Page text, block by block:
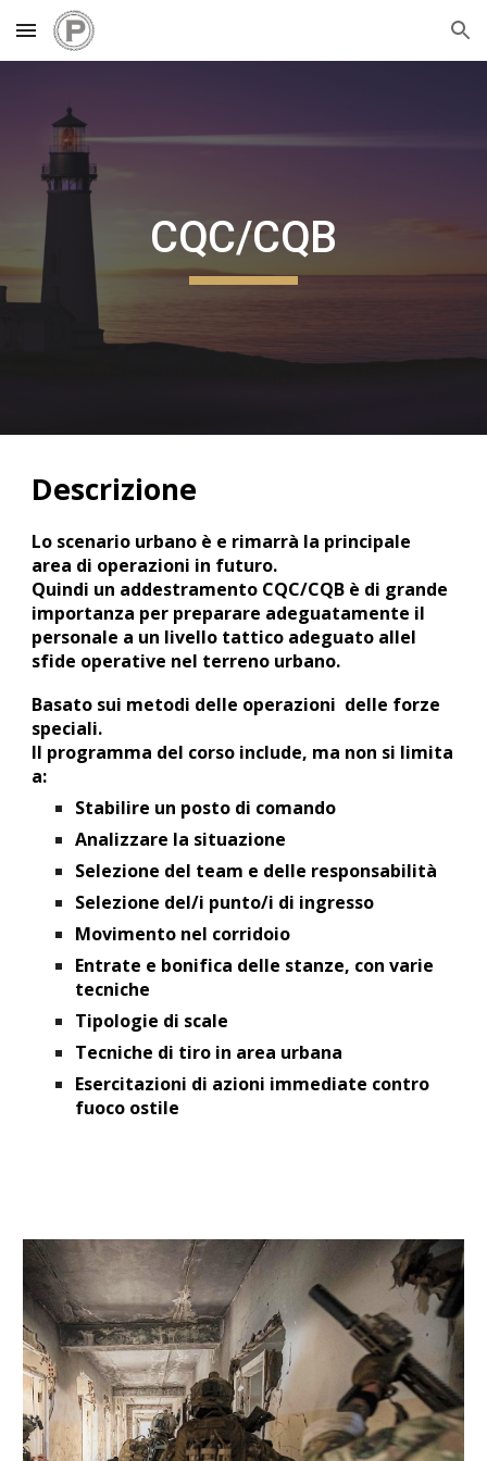
Skip to main content Skip to navigation
CQC/CQB
Descrizione
Lo scenario urbano è e rimarrà la principale
area di operazioni in futuro.
Quindi un addestramento CQC/CQB è di grande
importanza per preparare adeguatamente il
personale a un livello tattico adeguato allel
sfide operative nel terreno urbano.
Basato sui metodi delle operazioni delle forze
speciali.
Il programma del corso include, ma non si limita
a:
Stabilire un posto di comando
Analizzare la situazione
Selezione del team e delle responsabilità
Selezione del/i punto/i di ingresso
Movimento nel corridoio
Entrate e bonifica delle stanze, con varie
tecniche
Tipologie di scale
Tecniche di tiro in area urbana
Esercitazioni di azioni immediate contro
fuoco ostile